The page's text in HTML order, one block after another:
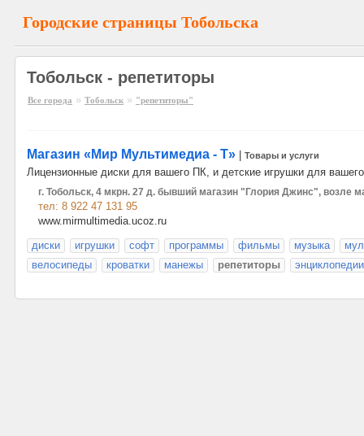
Городские страницы Тобольска
Тобольск - репетиторы
Все города » Тобольск » "репетиторы"
Магазин «Мир Мультимедиа - Т» Товары и услуги
Лицензионные диски для вашего ПК, и детские игрушки для
г. Тобольск, 4 мкрн. 27 д. бывший магазин "Глория Джинс", возле
тел: 8 922 47 131 95
www.mirmultimedia.ucoz.ru
диски
игрушки софт программы фильмы музыка
велосипеды
кроватки манежы репетиторы энциклопедии